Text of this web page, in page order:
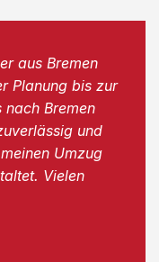
aus Bremen
Planung bis zur
nach Bremen
und
Umzug
Vielen